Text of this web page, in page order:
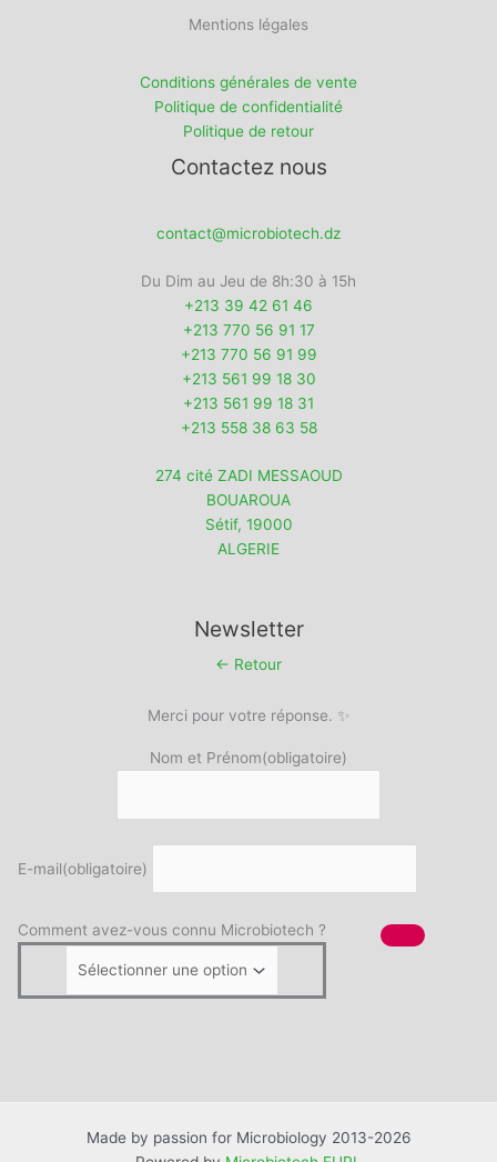
Mentions légales
Conditions générales de vente
Politique de confidentialité
Politique de retour
Contactez nous
contact@microbiotech.dz
Du Dim au Jeu de 8h:30 à 15h
+213 39 42 61 46
+213 770 56 91 17
+213 770 56 91 99
+213 561 99 18 30
+213 561 99 18 31
+213 558 38 63 58
274 cité ZADI MESSAOUD
BOUAROUA
Sétif, 19000
ALGERIE
Newsletter
← Retour
Merci pour votre réponse. ✨
Nom et Prénom(obligatoire)
E-mail(obligatoire)
Comment avez-vous connu Microbiotech ?
Made by passion for Microbiology 2013-2026